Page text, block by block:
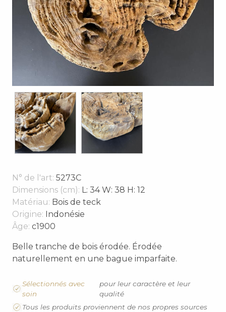
N° de l'art: 5273C
Dimensions (cm): L: 34 W: 38 H: 12
Matériau: Bois de teck
Origine: Indonésie
Âge: c1900
Belle tranche de bois érodée. Érodée
naturellement en une bague imparfaite.
Sélectionnés avec
soin
pour leur caractère et leur
qualité
Tous les produits proviennent de nos propres sources